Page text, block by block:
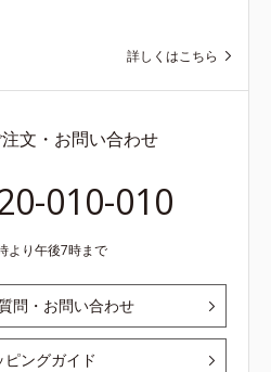
詳しくはこちら
文・お問い合わせ
010-010
より午後7時まで
問・お問い合わせ
ピングガイド